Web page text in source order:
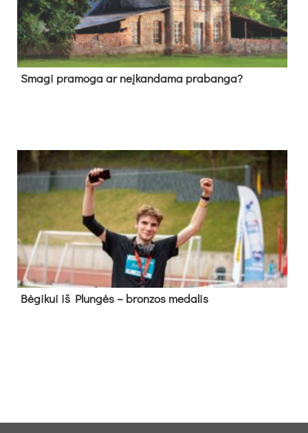
Sma­gi pra­mo­ga ar neį­kan­da­ma pra­ban­ga?
Bė­gi­kui iš Plun­gės – bron­zos me­da­lis